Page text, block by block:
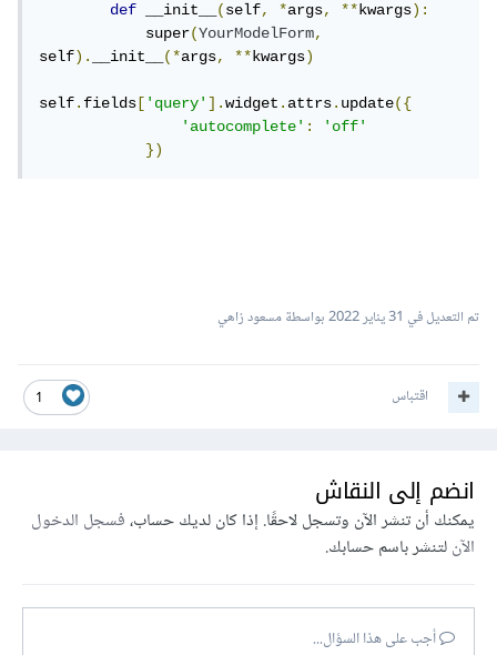
def __init__(self, *args, **kwargs):
            super
(YourModelForm,
self). __init__(*args, **kwargs)
self.fields ['query'].widget.attrs.update({
'autocomplete':
'off'
})
تم التعديل في 31 يناير 2022 بواسطة مسعود زاهي
1 اقتباس
انضم إلى النقاش
يمكنك أن تنشر الآن وتسجل لاحقًا. إذا كان لديك حساب،فسجل الدخول
الآنلتنشر باسم حسابك.
أجب على هذا السؤال...